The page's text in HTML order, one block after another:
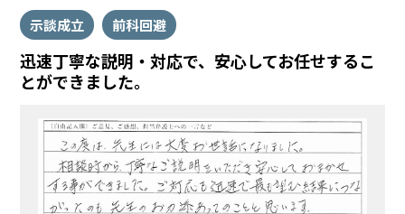
示談成立 前科回避
迅速丁寧な説明・対応で、安心してお任せするこ
とができました。